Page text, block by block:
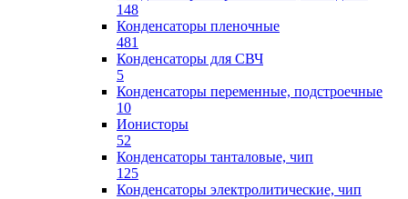
148
Конденсаторы пленочные
481
Конденсаторы для СВЧ
5
Конденсаторы переменные, подстроечные
10
Ионисторы
52
Конденсаторы танталовые, чип
125
Конденсаторы электролитические, чип